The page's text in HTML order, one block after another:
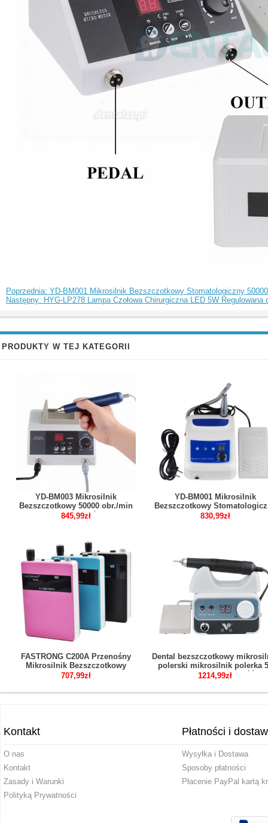
Poprzednia: YD-BM001 Mikrosilnik Bezszczotkowy Stomatologiczny
Następny: HYG-LP278 Lampa Czołowa Chirurgiczna LED 5W
PRODUKTY W TEJ KATEGORII
YD-BM003 Mikrosilnik
Bezszczotkowy 50000 obr./min
Szlifowanie Rzeźbienie
845,99zł
YD-BM001 Mikrosilnik
Bezszczotkowy
50000 obr./min do
830,99zł
FASTRONG C200A Przenośny
Mikrosilnik Bezszczotkowy
Stomatologiczny do Polerowania
707,99zł
Dental bezszczotkowy
polerski mikrosilnik polerka
000 obr/min rękojeść
1214,99zł
Kontakt
O nas
Kontakt
Zasady i Warunki
Polityką Prywatności
Płatności i
Wysyłka i Dostawa
Sposoby płatności
Płacenie PayPal kartą